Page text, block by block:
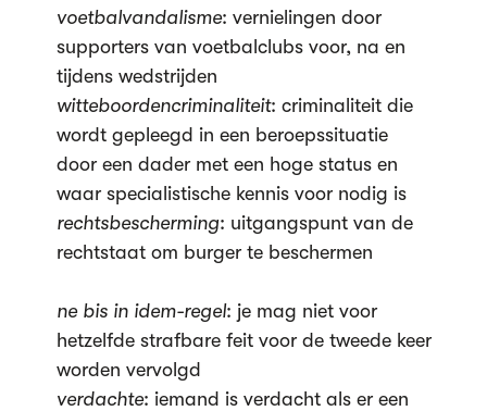
voetbalvandalisme: vernielingen door
supporters van voetbalclubs voor, na en
tijdens wedstrijden
witteboordencriminaliteit: criminaliteit die
wordt gepleegd in een beroepssituatie
door een dader met een hoge status en
waar specialistische kennis voor nodig is
rechtsbescherming: uitgangspunt van de
rechtstaat om burger te beschermen
ne bis in idem-regel: je mag niet voor
hetzelfde strafbare feit voor de tweede keer
worden vervolgd
verdachte: iemand is verdacht als er een